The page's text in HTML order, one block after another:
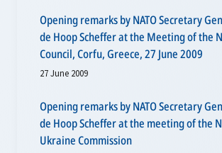
Opening remarks by NATO Secretary
de Hoop Scheffer at the Meeting of the
Council, Corfu, Greece, 27 June 2009
27 June 2009
Opening remarks by NATO Secretary
de Hoop Scheffer at the meeting of the
Ukraine Commission